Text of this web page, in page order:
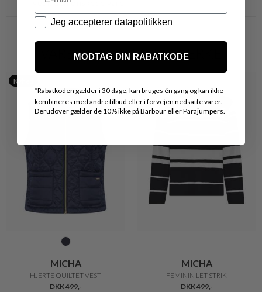
vedr. den ønskede vare.
VARER FRA SAMME MÆRKE
Nyhed
MICHA
HJERTE QUILTET VEST
DKK 499,-
MICHA
FEMININ LET STRIK
DKK 499,-
Datapolitik
Jeg accepterer datapolitikken
MODTAG DIN RABATKODE
*Rabatkoden gælder i 30 dage, kan bruges én gang og kan ikke
kombineres med andre tilbud eller i forvejen nedsatte varer.
Derudover gælder de 10% ikke på Barbour eller Parajumpers.